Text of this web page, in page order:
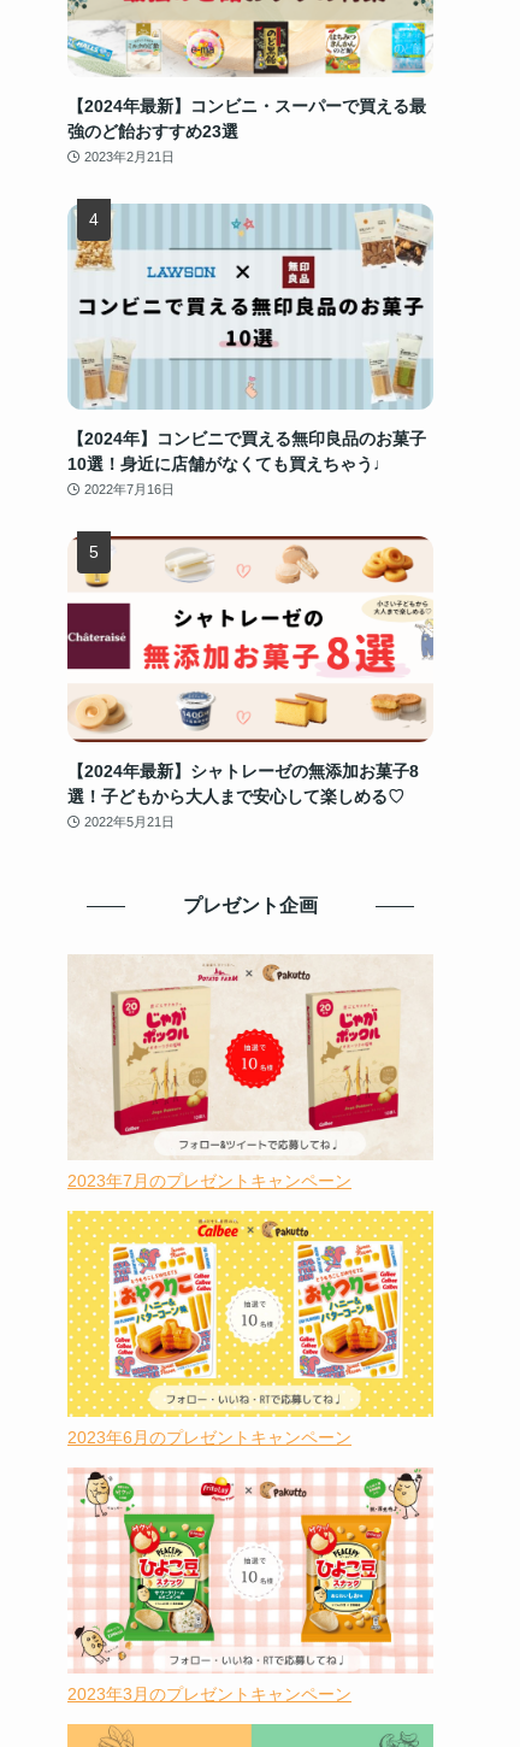
【2024年最新】コンビニ・スーパーで買える最
強のど飴おすすめ23選
2023年2月21日
【2024年】コンビニで買える無印良品のお菓子
10選！身近に店舗がなくても買えちゃう♩
2022年7月16日
【2024年最新】シャトレーゼの無添加お菓子8
選！子どもから大人まで安心して楽しめる♡
2022年5月21日
プレゼント企画
2023年7月のプレゼントキャンペーン
2023年6月のプレゼントキャンペーン
2023年3月のプレゼントキャンペーン